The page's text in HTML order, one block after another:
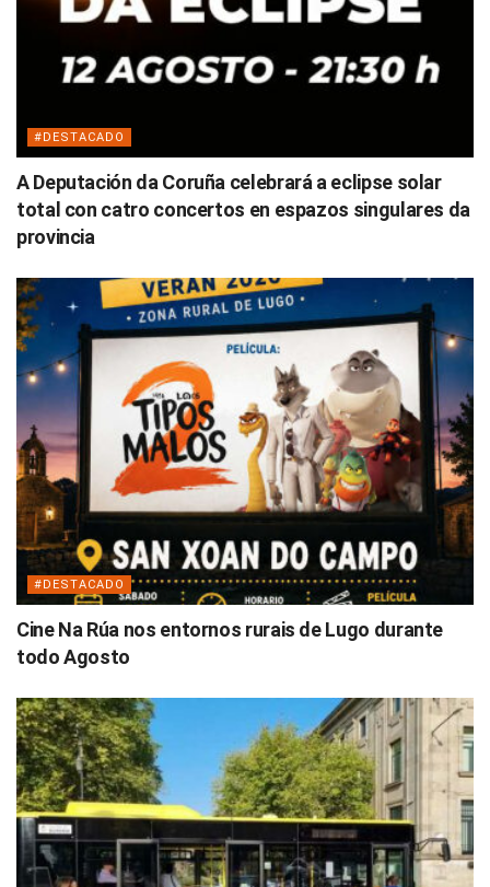
#DESTACADO
A Deputación da Coruña celebrará a eclipse solar
total con catro concertos en espazos singulares da
provincia
#DESTACADO
Cine Na Rúa nos entornos rurais de Lugo durante
todo Agosto